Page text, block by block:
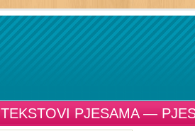
TEKSTOVI PJESAMA —